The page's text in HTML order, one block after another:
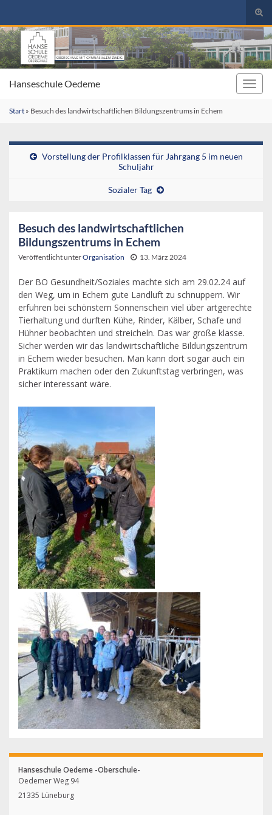
Search for:
Hanseschule Oedeme
Start » Besuch des landwirtschaftlichen Bildungszentrums in Echem
Vorstellung der Profilklassen für Jahrgang 5 im neuen
Schuljahr
Sozialer Tag
Besuch des landwirtschaftlichen
Bildungszentrums in Echem
Veröffentlicht unterOrganisation 13. März 2024
Der BO Gesundheit/Soziales machte sich am 29.02.24 auf
den Weg, um in Echem gute Landluft zu schnuppern. Wir
erfuhren bei schönstem Sonnenschein viel über artgerechte
Tierhaltung und durften Kühe, Rinder, Kälber, Schafe und
Hühner beobachten und streicheln. Das war große klasse.
Sicher werden wir das landwirtschaftliche Bildungszentrum
in Echem wieder besuchen. Man kann dort sogar auch ein
Praktikum machen oder den Zukunftstag verbringen, was
sicher interessant wäre.
Hanseschule Oedeme -Oberschule-
Oedemer Weg 94
21335 Lüneburg